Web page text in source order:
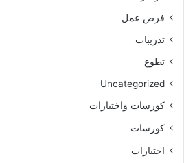
فرص عمل
تدريبات
تطوع
Uncategorized
كورسات واختبارات
كورسات
اختبارات